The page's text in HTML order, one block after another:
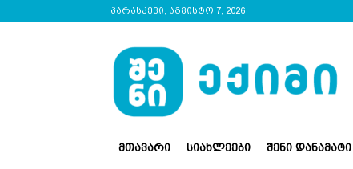
პარასკევი, აგვისტო 7, 2026
ᲛᲗᲐᲕᲐᲠᲘ ᲡᲘᲐᲮᲚᲔᲔᲑᲘ ᲨᲔᲜᲘ ᲓᲐᲜᲐᲛᲐᲢᲘ